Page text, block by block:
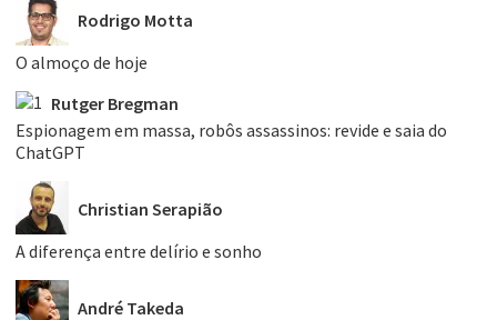
Rodrigo Motta
O almoço de hoje
Rutger Bregman
Espionagem em massa, robôs assassinos: revide e saia do
ChatGPT
Christian Serapião
A diferença entre delírio e sonho
André Takeda